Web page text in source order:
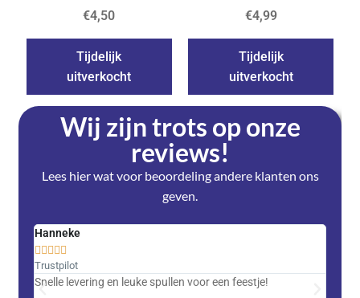
€4,50
Tijdelijk
uitverkocht
€4,99
Tijdelijk
uitverkocht
Wij zijn trots op onze
reviews!
Lees hier wat voor beoordeling andere klanten ons
geven.
Hanneke

Trustpilot
Snelle levering en leuke spullen voor een feestje!